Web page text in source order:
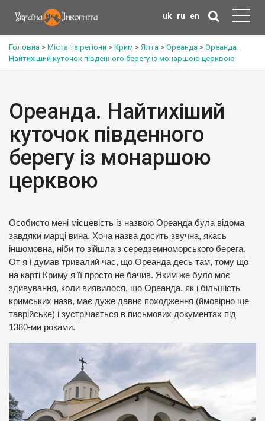
uk ru en
Головна > Міста та регіони > Крим > Ялта > Ореанда > Ореанда.
Найтихіший куточок південного берегу із монаршою церквою
Ореанда. Найтихіший
куточок південного
берегу із монаршою
церквою
Особисто мені місцевість із назвою Ореанда була відома
завдяки марці вина. Хоча назва досить звучна, якась
іншомовна, ніби то зійшла з середземноморського берега.
От я і думав тривалий час, що Ореанда десь там, тому що
на карті Криму я її просто не бачив. Яким же було моє
здивування, коли виявилося, що Ореанда, як і більшість
кримських назв, має дуже давнє походження (ймовірно ще
таврійське) і зустрічається в письмових документах під
1380-ми роками.